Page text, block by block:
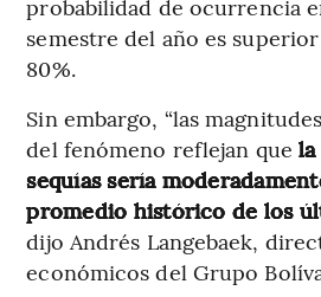
probabilidad de ocurrencia
semestre del año es
80%.
Sin embargo, “las
del fenómeno reflejan que
sequías sería
promedio histórico de los
dijo Andrés Langebaek,
económicos del Grupo